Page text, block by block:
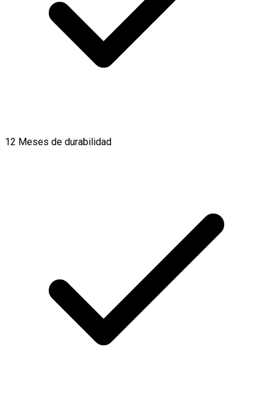
12 Meses de durabilidad